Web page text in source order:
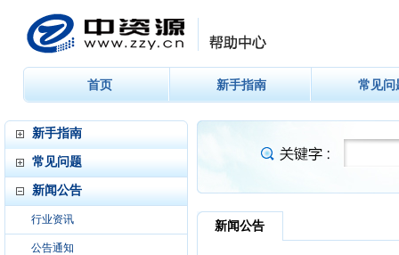
首页 新手指南 常见问
新手指南
常见问题
新闻公告
行业资讯
公告通知